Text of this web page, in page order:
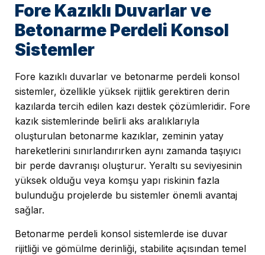
Fore Kazıklı Duvarlar ve
Betonarme Perdeli Konsol
Sistemler
Fore kazıklı duvarlar ve betonarme perdeli konsol
sistemler, özellikle yüksek rijitlik gerektiren derin
kazılarda tercih edilen kazı destek çözümleridir. Fore
kazık sistemlerinde belirli aks aralıklarıyla
oluşturulan betonarme kazıklar, zeminin yatay
hareketlerini sınırlandırırken aynı zamanda taşıyıcı
bir perde davranışı oluşturur. Yeraltı su seviyesinin
yüksek olduğu veya komşu yapı riskinin fazla
bulunduğu projelerde bu sistemler önemli avantaj
sağlar.
Betonarme perdeli konsol sistemlerde ise duvar
rijitliği ve gömülme derinliği, stabilite açısından temel